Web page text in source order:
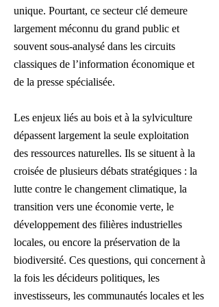
unique. Pourtant, ce secteur clé demeure
largement méconnu du grand public et
souvent sous-analysé dans les circuits
classiques de l’information économique et
de la presse spécialisée.
Les enjeux liés au bois et à la sylviculture
dépassent largement la seule exploitation
des ressources naturelles. Ils se situent à la
croisée de plusieurs débats stratégiques : la
lutte contre le changement climatique, la
transition vers une économie verte, le
développement des filières industrielles
locales, ou encore la préservation de la
biodiversité. Ces questions, qui concernent à
la fois les décideurs politiques, les
investisseurs, les communautés locales et les